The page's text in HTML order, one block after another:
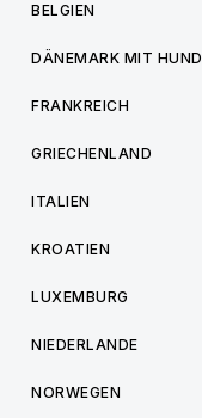
BELGIEN
DÄNEMARK MIT HUND
FRANKREICH
GRIECHENLAND
ITALIEN
KROATIEN
LUXEMBURG
NIEDERLANDE
NORWEGEN